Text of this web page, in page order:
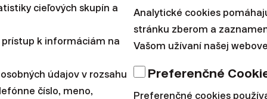
piliera je, že doňho nemusíte posielať vlastné
odvodov, ktoré by ste aj tak museli zaplatiť do
ako 2. pilier, avšak s tým rozdielom, že si
výplaty. Niektorým ľuďom doňho prispieva aj
cieľových skupín a
k informáciám na
údajov v rozsahu
číslo, meno,
Analytické cookies
stránku zberom a
Vašom užívaní našej
Preferenčné
Preferenčné cookies